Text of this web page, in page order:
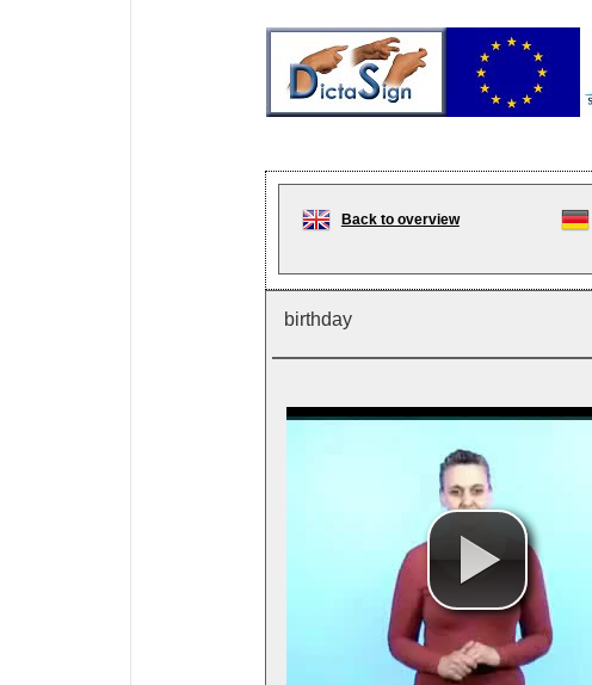
Back to overview
birthday